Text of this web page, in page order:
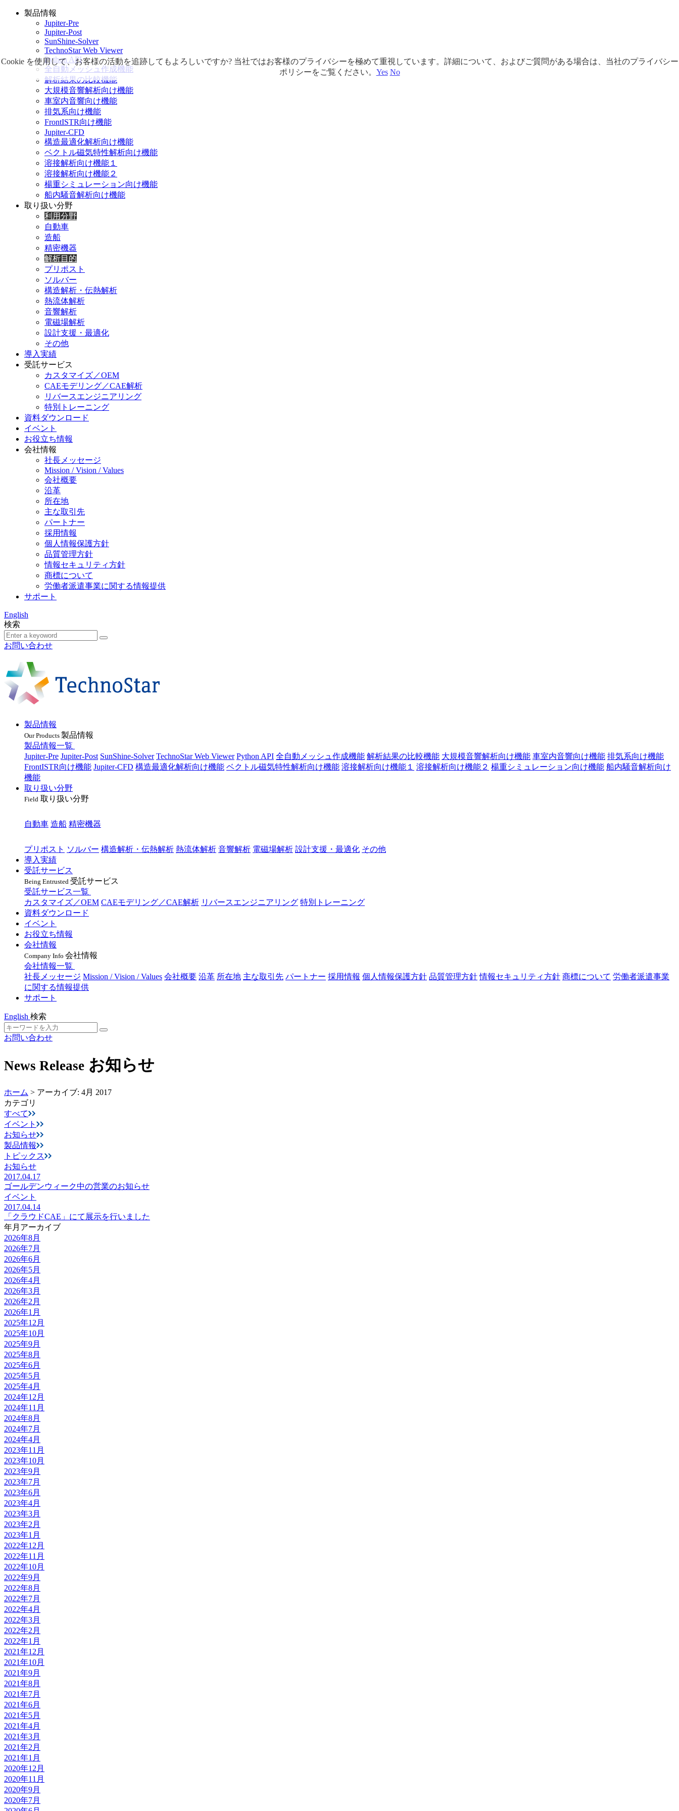
製品情報
Jupiter-Pre
Jupiter-Post
SunShine-Solver
TechnoStar Web Viewer
Python API
全自動メッシュ作成機能
解析結果の比較機能
大規模音響解析向け機能
車室内音響向け機能
排気系向け機能
FrontISTR向け機能
Jupiter-CFD
構造最適化解析向け機能
ベクトル磁気特性解析向け機能
溶接解析向け機能１
溶接解析向け機能２
楊重シミュレーション向け機能
船内騒音解析向け機能
取り扱い分野
利用分野
自動車
造船
精密機器
解析目的
プリポスト
ソルバー
構造解析・伝熱解析
熱流体解析
音響解析
電磁場解析
設計支援・最適化
その他
導入実績
受託サービス
カスタマイズ／OEM
CAEモデリング／CAE解析
リバースエンジニアリング
特別トレーニング
資料ダウンロード
イベント
お役立ち情報
会社情報
社長メッセージ
Mission / Vision / Values
会社概要
沿革
所在地
主な取引先
パートナー
採用情報
個人情報保護方針
品質管理方針
情報セキュリティ方針
商標について
労働者派遣事業に関する情報提供
サポート
English
検索
お問い合わせ
製品情報
Our Products 製品情報
製品情報一覧
Jupiter-Pre Jupiter-Post SunShine-Solver TechnoStar Web Viewer Python API 全自動メッシュ作成機能 解析結果の比較機能 大規模音響解析向け機能 車室内音響向け機能 排気系向け機能
FrontISTR向け機能 Jupiter-CFD 構造最適化解析向け機能 ベクトル磁気特性解析向け機能 溶接解析向け機能１ 溶接解析向け機能２ 楊重シミュレーション向け機能 船内騒音解析向け
機能
取り扱い分野
Field 取り扱い分野
自動車 造船 精密機器
プリポスト ソルバー 構造解析・伝熱解析 熱流体解析 音響解析 電磁場解析 設計支援・最適化 その他
導入実績
受託サービス
Being Entrusted 受託サービス
受託サービス一覧
カスタマイズ／OEM CAEモデリング／CAE解析 リバースエンジニアリング 特別トレーニング
資料ダウンロード
イベント
お役立ち情報
会社情報
Company Info 会社情報
会社情報一覧
社長メッセージ Mission / Vision / Values 会社概要 沿革 所在地 主な取引先 パートナー 採用情報 個人情報保護方針 品質管理方針 情報セキュリティ方針 商標について 労働者派遣事業
に関する情報提供
サポート
English 検索
お問い合わせ
News Release お知らせ
ホーム > アーカイブ: 4月 2017
カテゴリ
すべて
イベント
お知らせ
製品情報
トピックス
お知らせ
2017.04.17
ゴールデンウィーク中の営業のお知らせ
イベント
2017.04.14
「クラウドCAE」にて展示を行いました
年月アーカイブ
2026年8月
2026年7月
2026年6月
2026年5月
2026年4月
2026年3月
2026年2月
2026年1月
2025年12月
2025年10月
2025年9月
2025年8月
2025年6月
2025年5月
2025年4月
2024年12月
2024年11月
2024年8月
2024年7月
2024年4月
2023年11月
2023年10月
2023年9月
2023年7月
2023年6月
2023年4月
2023年3月
2023年2月
2023年1月
2022年12月
2022年11月
2022年10月
2022年9月
2022年8月
2022年7月
2022年4月
2022年3月
2022年2月
2022年1月
2021年12月
2021年10月
2021年9月
2021年8月
2021年7月
2021年6月
2021年5月
2021年4月
2021年3月
2021年2月
2021年1月
2020年12月
2020年11月
2020年9月
2020年7月
Cookie を使用して、お客様の活動を追跡してもよろしいですか? 当社ではお客様のプライバシーを極めて重視しています。詳細について、およびご質問がある場合は、当社のプライバシー
ポリシーをご覧ください。 Yes No